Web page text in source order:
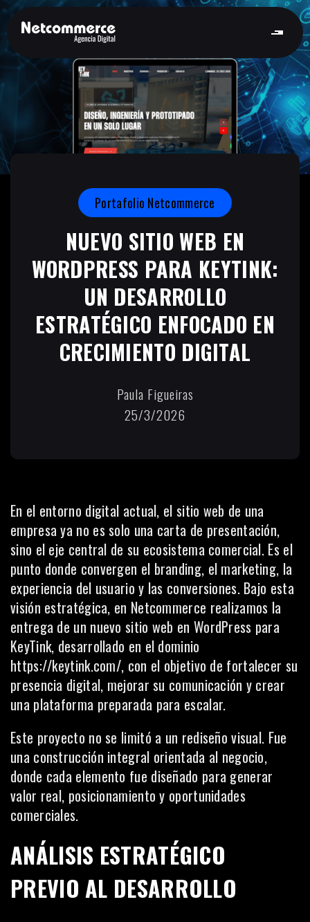
Portafolio Netcommerce
NUEVO SITIO WEB EN
WORDPRESS PARA KEYTINK:
UN DESARROLLO
ESTRATÉGICO ENFOCADO EN
CRECIMIENTO DIGITAL
Paula Figueiras
25/3/2026
En el entorno digital actual, el sitio web de una
empresa ya no es solo una carta de presentación,
sino el eje central de su ecosistema comercial. Es el
punto donde convergen el branding, el marketing, la
experiencia del usuario y las conversiones. Bajo esta
visión estratégica, en Netcommerce realizamos la
entrega de un nuevo sitio web en WordPress para
KeyTink, desarrollado en el dominio
https://keytink.com/, con el objetivo de fortalecer su
presencia digital, mejorar su comunicación y crear
una plataforma preparada para escalar.
Este proyecto no se limitó a un rediseño visual. Fue
una construcción integral orientada al negocio,
donde cada elemento fue diseñado para generar
valor real, posicionamiento y oportunidades
comerciales.
ANÁLISIS ESTRATÉGICO
PREVIO AL DESARROLLO